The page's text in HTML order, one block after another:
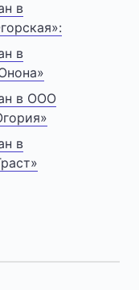
в
в
в ООО
в